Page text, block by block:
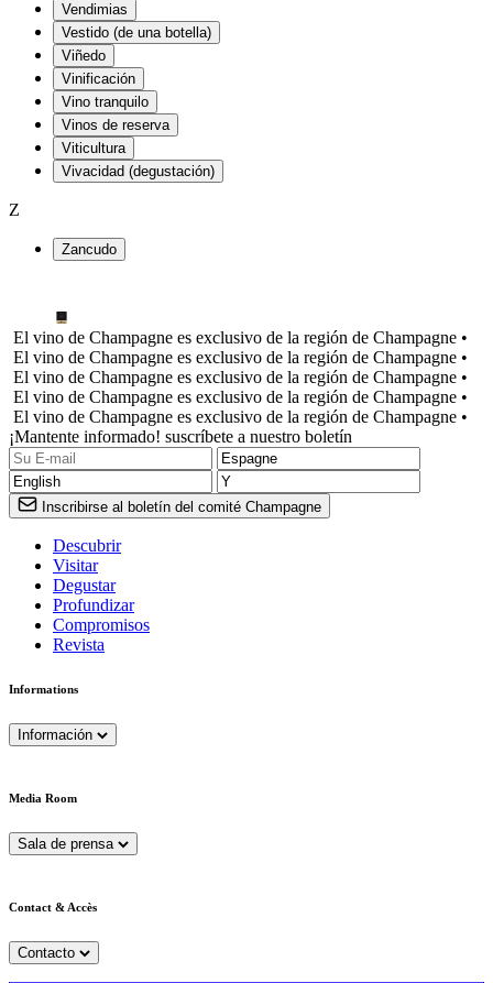
Vendimias
Vestido (de una botella)
Viñedo
Vinificación
Vino tranquilo
Vinos de reserva
Viticultura
Vivacidad (degustación)
Z
Zancudo
El vino de Champagne es exclusivo de la región de Champagne •
El vino de Champagne es exclusivo de la región de Champagne •
El vino de Champagne es exclusivo de la región de Champagne •
El vino de Champagne es exclusivo de la región de Champagne •
El vino de Champagne es exclusivo de la región de Champagne •
¡Mantente informado! suscríbete a nuestro boletín
Inscribirse al boletín del comité Champagne
Descubrir
Visitar
Degustar
Profundizar
Compromisos
Revista
Informations
Información
Media Room
Sala de prensa
Contact & Accès
Contacto